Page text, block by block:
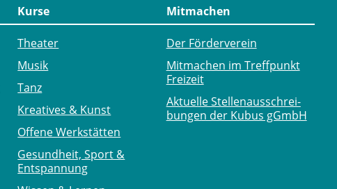
Kurse
Theater
Musik
Tanz
Kreatives & Kunst
Offene Werkstätten
Gesundheit, Sport &
Entspannung
Mitmachen
Der Förderverein
Mitmachen im Treffpunkt
Freizeit
Aktuelle Stellen­ausschrei­
bungen der Kubus gGmbH